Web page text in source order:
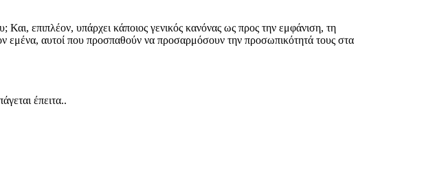
Και, επιπλέον, υπάρχει κάποιος γενικός κανόνας ως προς την εμφάνιση, τη
εμένα, αυτοί που προσπαθούν να προσαρμόσουν την προσωπικότητά τους στα
έπειτα..